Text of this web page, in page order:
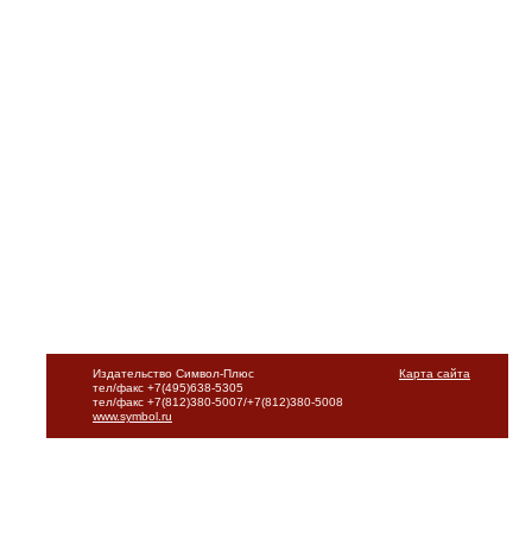
Карта сайта
Издательство Символ-Плюс
тел/факс +7(495)638-5305
тел/факс +7(812)380-5007/+7(812)380-5008
www.symbol.ru